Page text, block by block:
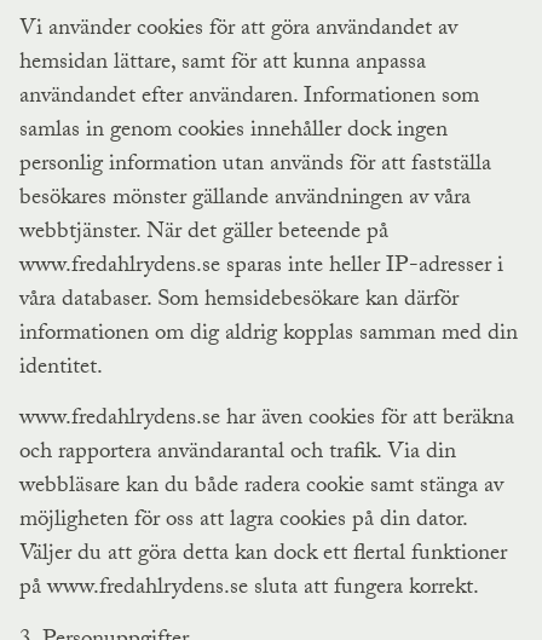
Vi använder cookies för att göra användandet av
hemsidan lättare, samt för att kunna anpassa
användandet efter användaren. Informationen som
samlas in genom cookies innehåller dock ingen
personlig information utan används för att fastställa
besökares mönster gällande användningen av våra
webbtjänster. När det gäller beteende på
www.fredahlrydens.se sparas inte heller IP-adresser i
våra databaser. Som hemsidebesökare kan därför
informationen om dig aldrig kopplas samman med din
identitet.
www.fredahlrydens.se har även cookies för att beräkna
och rapportera användarantal och trafik. Via din
webbläsare kan du både radera cookie samt stänga av
möjligheten för oss att lagra cookies på din dator.
Väljer du att göra detta kan dock ett flertal funktioner
på www.fredahlrydens.se sluta att fungera korrekt.